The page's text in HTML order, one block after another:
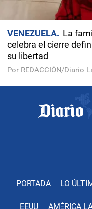
VENEZUELA
La
celebra el cierre
su libertad
Por REDACCIÓN/Diario
PORTADA LO
EEUU AMÉRICA